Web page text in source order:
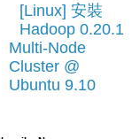
[Linux] 安裝
Hadoop 0.20.1
Multi-Node
Cluster @
Ubuntu 9.10